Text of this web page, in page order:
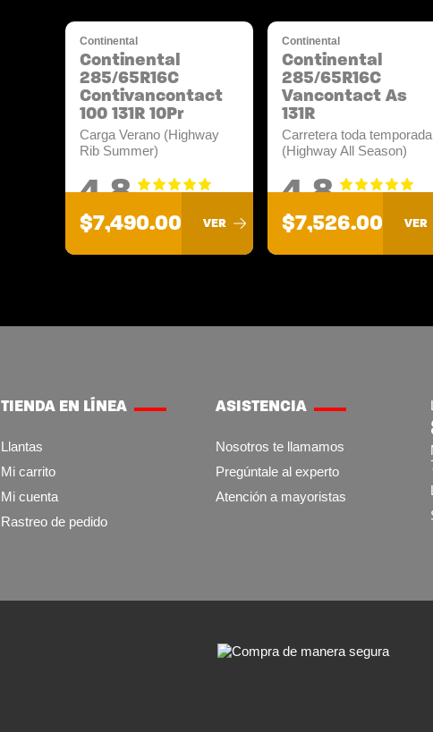
Continental
Continental
285/65R16C
Contivancontact
100 131R 10Pr
Carga Verano (Highway
Rib Summer)
4.8
$7,490.00 VER
Continental
Continental
285/65R16C
Vancontact As
131R
Carretera toda temporada
(Highway All Season)
4.8
$7,526.00 VER
TIENDA EN LÍNEA
Llantas
Mi carrito
Mi cuenta
Rastreo de pedido
ASISTENCIA
Nosotros te llamamos
Pregúntale al experto
Atención a mayoristas